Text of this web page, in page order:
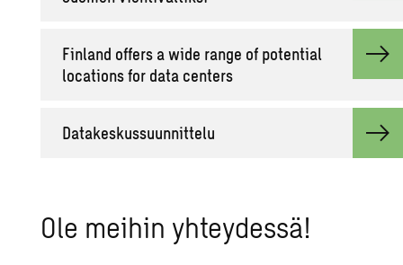
Fin­land of­fers a wide range of po­ten­tial
loca­tions for data cen­ters
Da­ta­kes­kus­suun­nit­te­lu
Ole mei­hin yh­tey­des­sä!